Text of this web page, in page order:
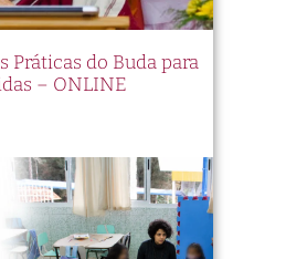
Práticas do Buda para
– ONLINE